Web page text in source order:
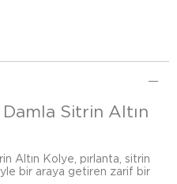
Sitrin Altın
Altın Kolye, pırlanta, sitrin
bir araya getiren zarif bir